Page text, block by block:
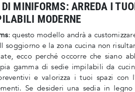
MINIFORMS: ARREDA I
MODERNE
: questo modello andrà a
soggiorno e la zona cucina non
ecco perché occorre che siano
gamma di sedie impilabili da
e valorizza i tuoi spazi con
Se desideri una sedia in legno